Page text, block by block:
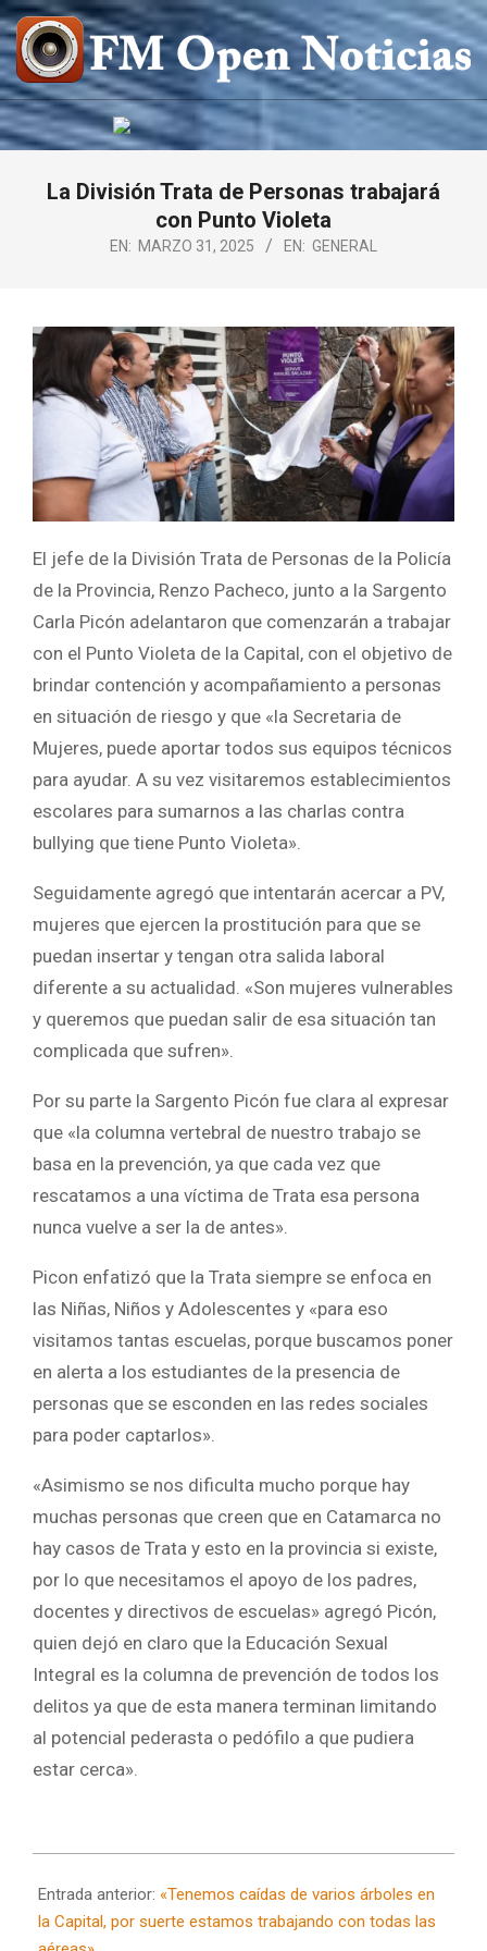
Saltar
al
contenido
FM
OPEN
NOTICIAS
La División Trata de Personas trabajará
con Punto Violeta
EN: MARZO 31, 2025 EN: GENERAL
El jefe de la División Trata de Personas de la Policía
de la Provincia, Renzo Pacheco, junto a la Sargento
Carla Picón adelantaron que comenzarán a trabajar
con el Punto Violeta de la Capital, con el objetivo de
brindar contención y acompañamiento a personas
en situación de riesgo y que «la Secretaria de
Mujeres, puede aportar todos sus equipos técnicos
para ayudar. A su vez visitaremos establecimientos
escolares para sumarnos a las charlas contra
bullying que tiene Punto Violeta».
Seguidamente agregó que intentarán acercar a PV,
mujeres que ejercen la prostitución para que se
puedan insertar y tengan otra salida laboral
diferente a su actualidad. «Son mujeres vulnerables
y queremos que puedan salir de esa situación tan
complicada que sufren».
Por su parte la Sargento Picón fue clara al expresar
que «la columna vertebral de nuestro trabajo se
basa en la prevención, ya que cada vez que
rescatamos a una víctima de Trata esa persona
nunca vuelve a ser la de antes».
Picon enfatizó que la Trata siempre se enfoca en
las Niñas, Niños y Adolescentes y «para eso
visitamos tantas escuelas, porque buscamos poner
en alerta a los estudiantes de la presencia de
personas que se esconden en las redes sociales
para poder captarlos».
«Asimismo se nos dificulta mucho porque hay
muchas personas que creen que en Catamarca no
hay casos de Trata y esto en la provincia si existe,
por lo que necesitamos el apoyo de los padres,
docentes y directivos de escuelas» agregó Picón,
quien dejó en claro que la Educación Sexual
Integral es la columna de prevención de todos los
delitos ya que de esta manera terminan limitando
al potencial pederasta o pedófilo a que pudiera
estar cerca».
03-
31
Entrada anterior: «Tenemos caídas de varios árboles en
la Capital, por suerte estamos trabajando con todas las